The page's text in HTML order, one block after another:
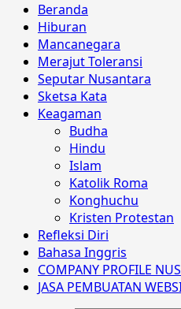
Beranda
Hiburan
Mancanegara
Merajut Toleransi
Seputar Nusantara
Sketsa Kata
Keagaman
Budha
Hindu
Islam
Katolik Roma
Konghuchu
Kristen Protestan
Refleksi Diri
Bahasa Inggris
COMPANY PROFILE
JASA PEMBUATAN